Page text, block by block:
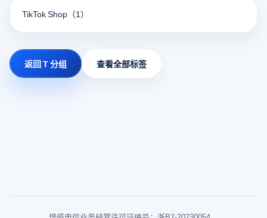
TikTok Shop （1）
返回 T 分组 查看全部标签